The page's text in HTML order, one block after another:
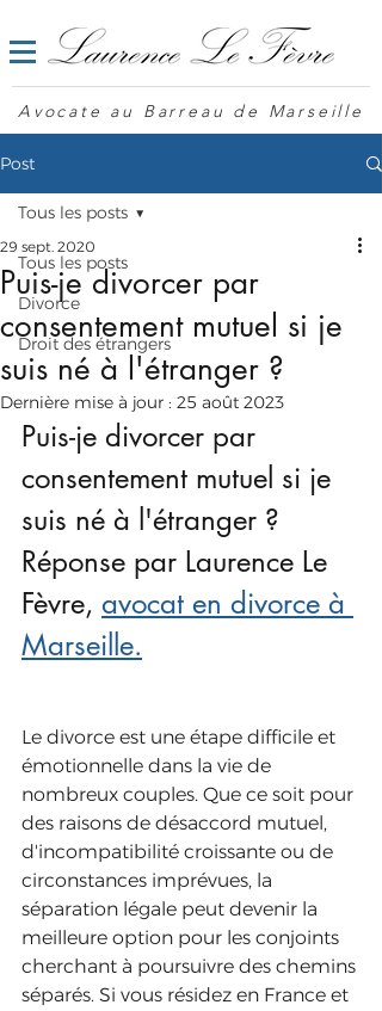
Avocate au Barreau de Marseille
Post
Tous les posts
Divorce
Droit des étrangers
Tous les posts
Puis-je divorcer par
consentement mutuel si je
suis né à l'étranger ?
29 sept. 2020
Dernière mise à jour : 25 août 2023
Puis-je divorcer par
consentement mutuel si je
suis né à l'étranger ?
Réponse par Laurence Le
Fèvre, avocat en divorce à
Marseille.
Le divorce est une étape difficile et
émotionnelle dans la vie de
nombreux couples. Que ce soit pour
des raisons de désaccord mutuel,
d'incompatibilité croissante ou de
circonstances imprévues, la
séparation légale peut devenir la
meilleure option pour les conjoints
cherchant à poursuivre des chemins
séparés. Si vous résidez en France et